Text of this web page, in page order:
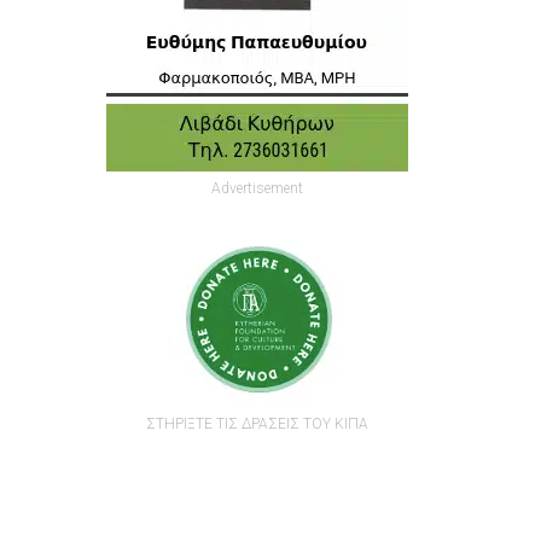
Advertisement
ΣΤΗΡΙΞΤΕ ΤΙΣ ΔΡΑΣΕΙΣ ΤΟΥ ΚΙΠΑ